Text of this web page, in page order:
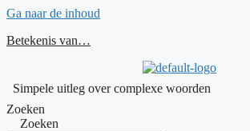
Ga naar de inhoud
Betekenis van…
Simpele uitleg over complexe woorden
Zoeken
Zoeken